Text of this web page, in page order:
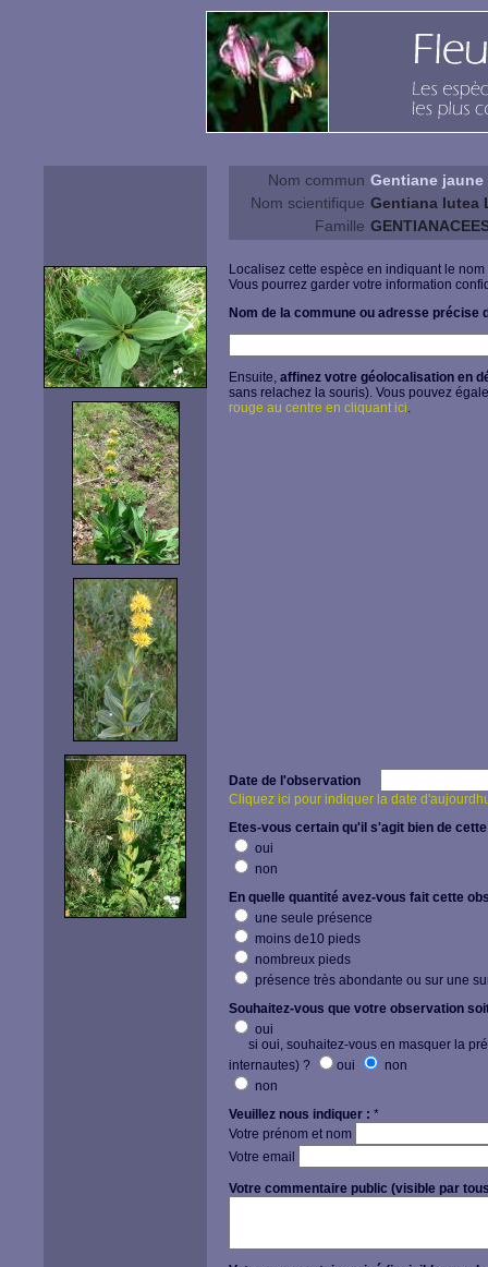
Nom commun Gentiane
Nom scientifique Gentiana lutea
Famille
Localisez cette espèce en indiquant le
Vous pourrez garder votre information
Nom de la commune ou adresse précise
Ensuite, affinez votre géolocalisation en
sans relachez la souris). Vous pouvez
rouge au centre en cliquant ici.
Date de l'observation
Cliquez ici pour indiquer la date
Etes-vous certain qu'il s'agit bien de
oui
non
En quelle quantité avez-vous fait cette
une seule présence
moins de10 pieds
nombreux pieds
présence très abondante ou sur une
Souhaitez-vous que votre observation
oui
si oui, souhaitez-vous en masquer la
internautes) ?
oui
non
non
Veuillez nous indiquer : *
Votre prénom et nom
Votre email
Votre commentaire public (visible par